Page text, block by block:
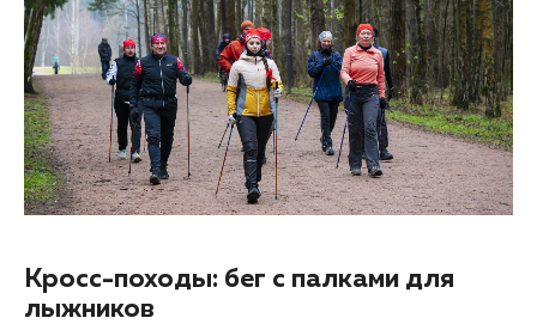
Кросс-походы: бег с палками для
лыжников